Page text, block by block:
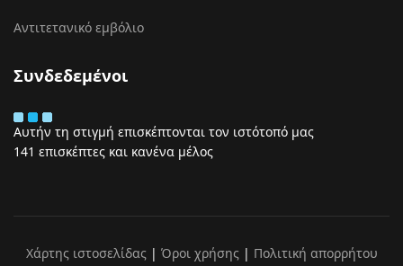
Αντιτετανικό εμβόλιο
Συνδεδεμένοι
Αυτήν τη στιγμή επισκέπτονται τον ιστότοπό μας
141 επισκέπτες και κανένα μέλος
Χάρτης ιστοσελίδας| Όροι χρήσης| Πολιτική απορρήτου